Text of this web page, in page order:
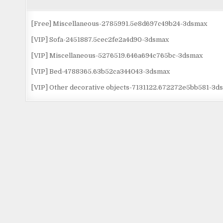
viết
[Free] Miscellaneous-2785991.5e8d697c49b24-3dsmax
[VIP] Sofa-2451887.5cec2fe2a4d90-3dsmax
[VIP] Miscellaneous-5276519.646a694c765bc-3dsmax
[VIP] Bed-4788365.63b52ca344043-3dsmax
[VIP] Other decorative objects-7131122.672272e5bb581-